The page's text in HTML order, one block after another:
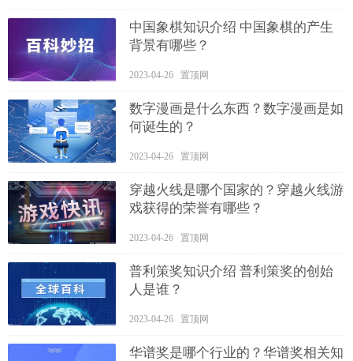
中国象棋知识介绍 中国象棋的产生
背景有哪些？
2023-04-26 置顶网
数字漫画是什么东西？数字漫画是如
何诞生的？
2023-04-26 置顶网
穿越火线是哪个国家的？穿越火线游
戏获得的荣誉有哪些？
2023-04-26 置顶网
普利策奖知识介绍 普利策奖的创始
人是谁？
2023-04-26 置顶网
华谱奖是哪个行业的？华谱奖相关知